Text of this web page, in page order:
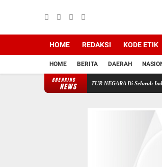
HOME REDAKSI KODE ETIK
HOME BERITA DAERAH
BREAKING
NEWS
Semua APARATUR NEGARA Di Seluruh Indonesia